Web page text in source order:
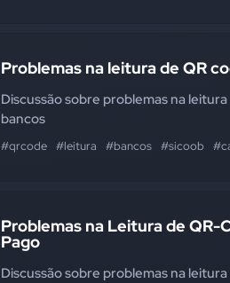
Problemas na leitura de QR
Discussão sobre problemas na
bancos
#qrcode #leitura #bancos #sicoob
Problemas na Leitura de QR-
Pago
Discussão sobre problemas na